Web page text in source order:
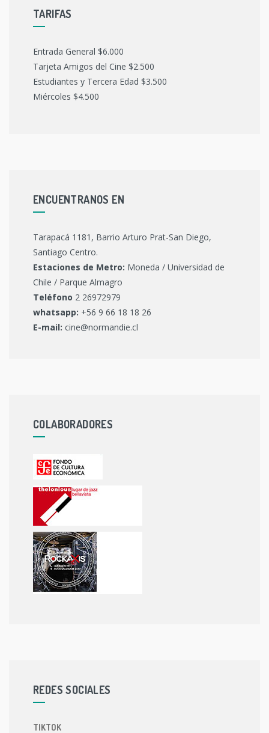
TARIFAS
Entrada General $6.000
Tarjeta Amigos del Cine $2.500
Estudiantes y Tercera Edad $3.500
Miércoles $4.500
ENCUENTRANOS EN
Tarapacá 1181, Barrio Arturo Prat-San Diego,
Santiago Centro.
Estaciones de Metro: Moneda / Universidad de
Chile / Parque Almagro
Teléfono 2 26972979
whatsapp: +56 9 66 18 18 26
E-mail: cine@normandie.cl
COLABORADORES
REDES SOCIALES
TIKTOK